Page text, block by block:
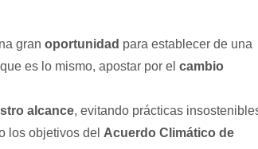
gran oportunidad para establecer de una
es lo mismo, apostar por el cambio
alcance, evitando prácticas
los objetivos del Acuerdo Climático de